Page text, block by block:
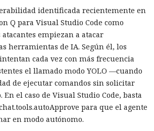
identificada recientemente en
Q para Visual Studio Code como
empiezan a atacar
herramientas de IA. Según él, los
cada vez con más frecuencia
el llamado modo YOLO —cuando
de ejecutar comandos sin solicitar
el caso de Visual Studio Code, basta
para que el agente
en modo autónomo.